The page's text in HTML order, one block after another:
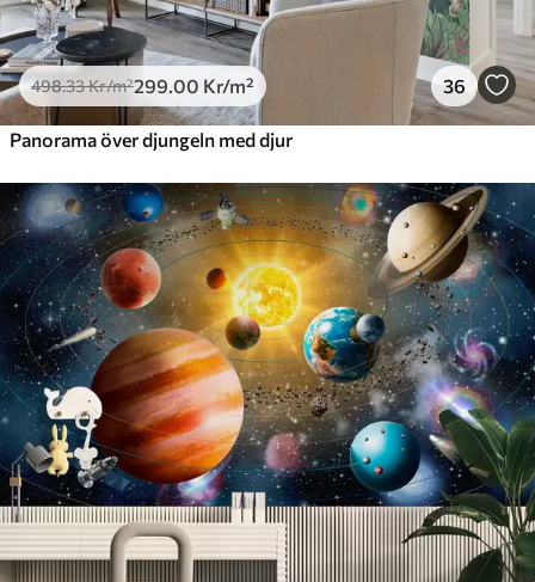
498.33Kr/m²299 .00 Kr/m² 36
Panorama över djungeln med djur